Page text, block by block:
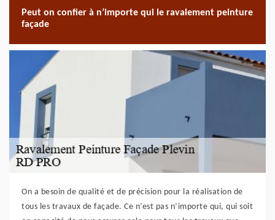
Peut on confier à n’importe qui le ravalement peinture
façade
On a besoin de qualité et de précision pour la réalisation de
tous les travaux de façade. Ce n’est pas n’importe qui, qui soit